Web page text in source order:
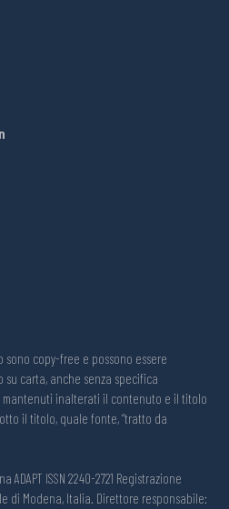
copy-free e possono essere
carta, anche senza specifica
mantenuti inalterati il contenuto e il titolo
il titolo, quale fonte, “tratto da
ISSN 2240-2721 Registrazione
di Modena, Italia. Direttore responsabile: